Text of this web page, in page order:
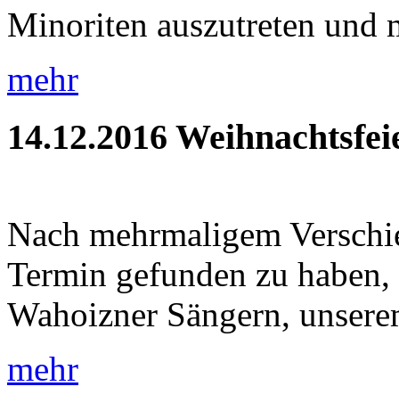
Minoriten auszutreten und
mehr
14.12.2016
Nach mehrmaligem
Termin gefunden zu
Wahoizner Sängern,
mehr